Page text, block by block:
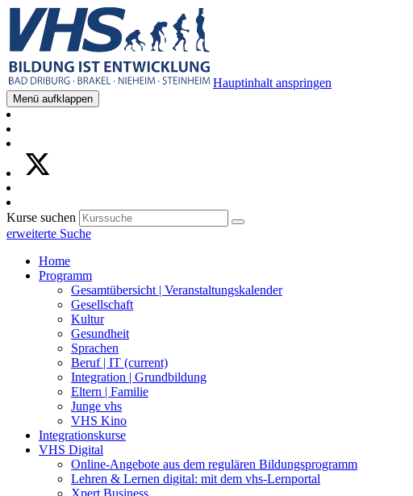
Hauptinhalt anspringen
Menü aufklappen
Kurse suchen
erweiterte Suche
Home
Programm
Gesamtübersicht | Veranstaltungskalender
Gesellschaft
Kultur
Gesundheit
Sprachen
Beruf | IT (current)
Integration | Grundbildung
Eltern | Familie
Junge vhs
VHS Kino
Integrationskurse
VHS Digital
Online-Angebote aus dem regulären Bildungsprogramm
Lehren & Lernen digital: mit dem vhs-Lernportal
Xpert Business